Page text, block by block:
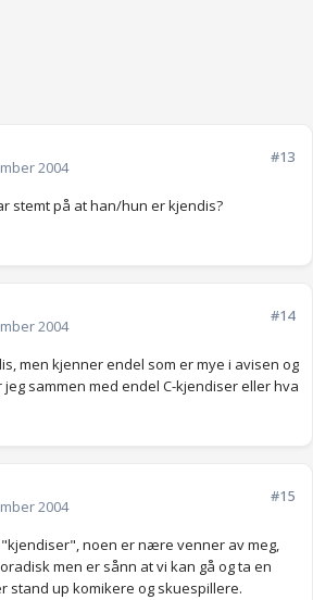
2004
#13
stemt på at han/hun er kjendis?
2004
#14
men kjenner endel som er mye i avisen og
sammen med endel C-kjendiser eller hva
2004
#15
noen er nære venner av meg,
men er sånn at vi kan gå og ta en
stand up komikere og skuespillere.